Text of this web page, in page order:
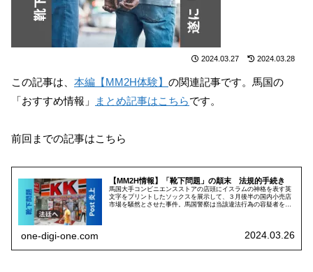
2024.03.27 2024.03.28
この記事は、 本編【MM2H体験】 の関連記事です。馬国の
「おすすめ情報」
まとめ記事はこちらです。
前回までの記事はこちら
【MM2H情報】「靴下問題」の顛末 法規的手続き
馬国大手コンビニエンスストアの店頭にイスラムの神格を表す英
文字をプリントしたソックスを展示して、３月後半の国内小売店
市場を騒然とさせた事件。馬国警察は当該違法行為の容疑者を特
one-digi-one.com 2024.03.26